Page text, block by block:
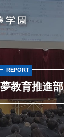
夢教育推進部
REPORT